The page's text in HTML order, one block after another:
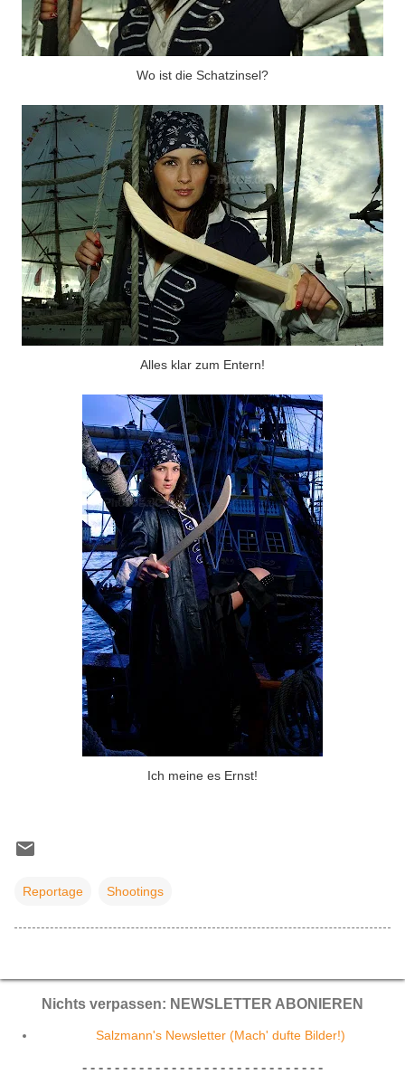
Wo ist die Schatzinsel?
Alles klar zum Entern!
Ich meine es Ernst!
Reportage Shootings
Nichts verpassen: NEWSLETTER ABONIEREN
Salzmann's Newsletter (Mach' dufte Bilder!)
- - - - - - - - - - - - - - - - - - - - - - - - - - - - - -